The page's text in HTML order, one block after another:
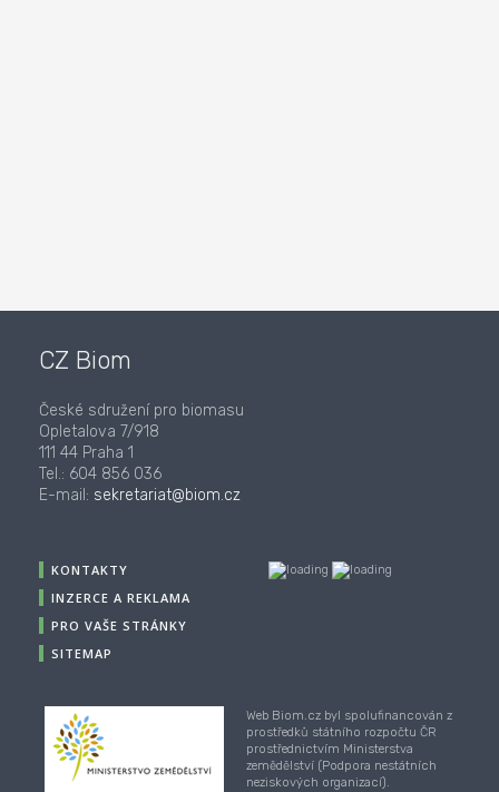
CZ Biom
České sdružení pro biomasu
Opletalova 7/918
111 44 Praha 1
Tel.: 604 856 036
E-mail: sekretariat@biom.cz
KONTAKTY
INZERCE A REKLAMA
PRO VAŠE STRÁNKY
SITEMAP
Web Biom.cz byl spolufinancován z
prostředků státního rozpočtu ČR
prostřednictvím Ministerstva
zemědělství (Podpora nestátních
neziskových organizací).